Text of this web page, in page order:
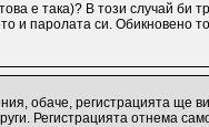
е така)? В този случай би
и паролата си. Обикновено
обаче, регистрацията ще
Регистрацията отнема